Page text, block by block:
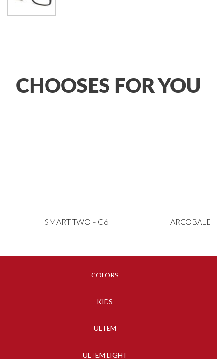
CHOOSES FOR YOU
SMART TWO – C6
COLORS
KIDS
ULTEM
ULTEM LIGHT